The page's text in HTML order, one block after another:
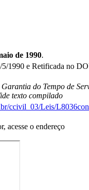
de 1990.
1990 e Retificada no
do Tempo de
texto compilado
ccivil_03/Leis/
acesse o endereço